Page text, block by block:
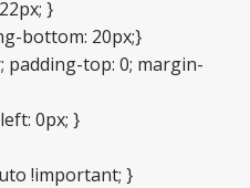
}
bottom: 20px;}
padding-top: 0; margin-
0px; }
!important; }